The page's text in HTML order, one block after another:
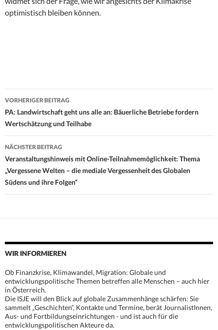
optimistisch bleiben können.
Beitrags-
Navigation
VORHERIGER BEITRAG
PA: Landwirtschaft geht uns alle an: Bäuerliche Betriebe fordern
Wertschätzung und Teilhabe
NÄCHSTER BEITRAG
Veranstaltungshinweis mit Online-Teilnahmemöglichkeit: Thema
„Vergessene Welten – die mediale Vergessenheit des Globalen
Südens und ihre Folgen“
WIR INFORMIEREN
Ob Finanzkrise, Klimawandel, Migration: Globale und
entwicklungspolitische Themen betreffen alle Menschen – auch hier
in Österreich.
Die ISJE will den Blick auf globale Zusammenhänge schärfen: Sie
sammelt „Geschichten“, Kontakte und Termine, berät JournalistInnen,
Aus- und Fortbildungseinrichtungen - und ist auch für die
entwicklungspolitischen Akteure da.